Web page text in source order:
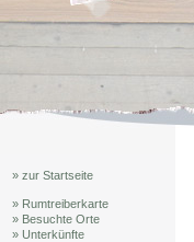
» zur Startseite
» Rumtreiberkarte
» Besuchte Orte
» Unterkünfte